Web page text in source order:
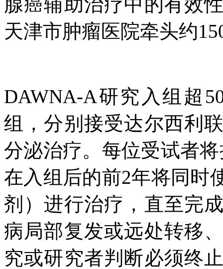
天津市肿瘤医院牵头约
DAWNA-A研究入组超
组，分别接受达尔西利
分泌治疗。每位受试者
在入组后的前2年将同时
剂）进行治疗，直至完
病局部复发或远处转移
究或研究者判断必须终